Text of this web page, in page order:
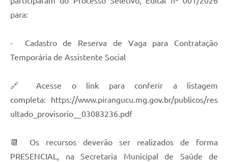
para:
- Cadastro de Reserva de Vaga para Contratação
Temporária de Assistente Social
🔗 Acesse o link para conferir a listagem
completa: https://www.pirangucu.mg.gov.br/publicos/res
ultado_provisorio__03083236.pdf
📆 Os recursos deverão ser realizados de forma
PRESENCIAL, na Secretaria Municipal de Saúde de